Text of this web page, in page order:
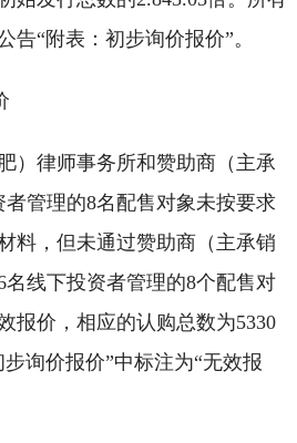
告“附表：初步询价报价”。
律师事务所和赞助商（主承
管理的8名配售对象未按要求
料，但未通过赞助商（主承销
线下投资者管理的8个配售对
报价，相应的认购总数为5330
询价报价”中标注为“无效报